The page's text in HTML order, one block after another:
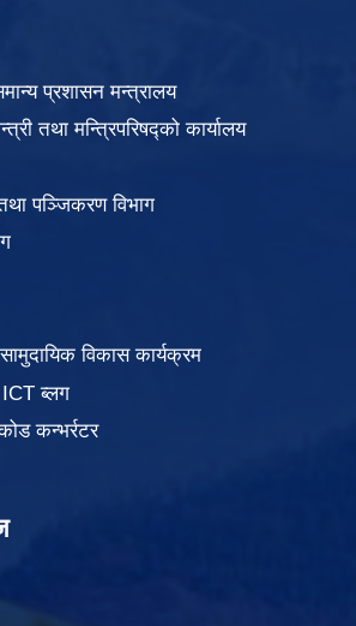
प्रशासन मन्त्रालय
तथा मन्त्रिपरिषद्को कार्यालय
पञ्जिकरण विभाग
विकास कार्यक्रम
ICT ब्लग
कन्भर्रटर